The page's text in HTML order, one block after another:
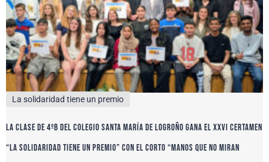
La solidaridad tiene un premio
La clase de 4ºB del colegio Santa María de Logroño gana el XXVI certamen
“La solidaridad tiene un premio” con el corto “Manos que no miran